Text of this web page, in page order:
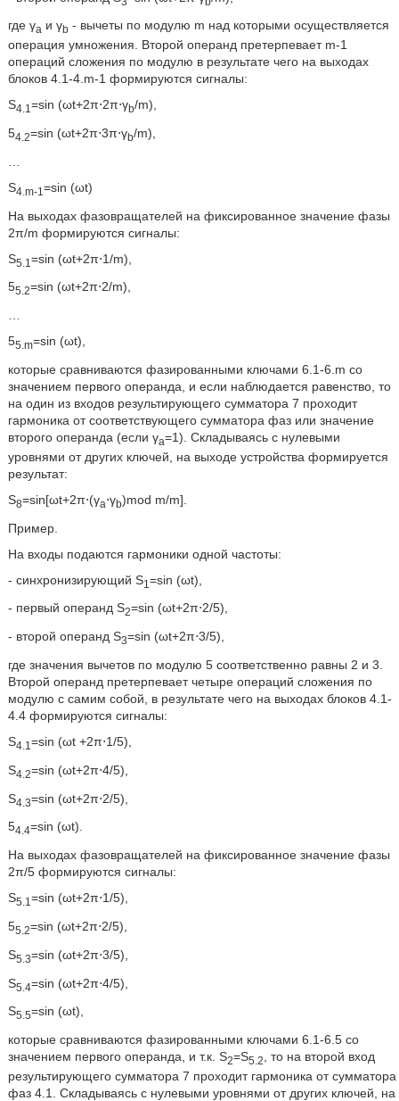
где γa и γb - вычеты по модулю m над которыми осуществляется
операция умножения. Второй операнд претерпевает m-1
операций сложения по модулю в результате чего на выходах
блоков 4.1-4.m-1 формируются сигналы:
S4.1 =sin (ωt+2π⋅2π⋅γb/m),
54.2=sin (ωt+2π⋅3π⋅γb/m),
S4.m-1 =sin (ωt)
На выходах фазовращателей на фиксированное значение фазы
2π/m формируются сигналы:
S5.1 =sin (ωt+2π⋅1/m),
55.2=sin (ωt+2π⋅2/m),
55.m=sin (ωt),
которые сравниваются фазированными ключами 6.1-6.m со
значением первого операнда, и если наблюдается равенство, то
на один из входов результирующего сумматора 7 проходит
гармоника от соответствующего сумматора фаз или значение
второго операнда (если γа=1). Складываясь с нулевыми
уровнями от других ключей, на выходе устройства формируется
результат:
S8=sin[ωt+2π⋅(γа⋅γb)mod m/m].
Пример.
На входы подаются гармоники одной частоты:
- синхронизирующий S1 =sin (ωt),
- первый операнд S2=sin (ωt+2π⋅2/5),
- второй операнд S3=sin (ωt+2π⋅3/5),
где значения вычетов по модулю 5 соответственно равны 2 и 3.
Второй операнд претерпевает четыре операций сложения по
модулю с самим собой, в результате чего на выходах блоков 4.1-
4.4 формируются сигналы:
S4.1 =sin (ωt +2π⋅1/5),
S4.2=sin (ωt+2π⋅4/5),
S4.3=sin (ωt+2π⋅2/5),
54.4=sin (ωt).
На выходах фазовращателей на фиксированное значение фазы
2π/5 формируются сигналы:
S5.1 =sin (ωt+2π⋅1/5),
55.2=sin (ωt+2π⋅2/5),
S5.3=sin (ωt+2π⋅3/5),
S5.4=sin (ωt+2π⋅4/5),
S5.5=sin (ωt),
которые сравниваются фазированными ключами 6.1-6.5 со
значением первого операнда, и т.к. S2=S5.2
, то на второй вход
результирующего сумматора 7 проходит гармоника от сумматора
фаз 4.1. Складываясь с нулевыми уровнями от других ключей, на